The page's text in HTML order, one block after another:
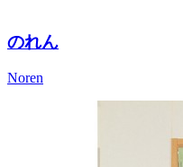
のれん
Noren